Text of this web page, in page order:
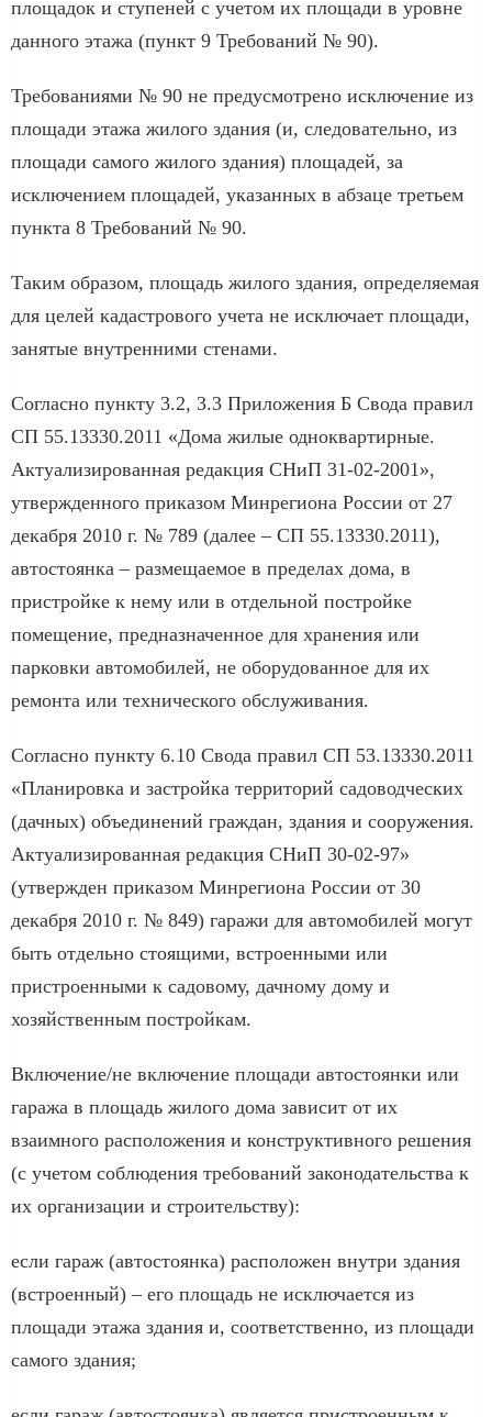
площадок и ступеней с учетом их площади в уровне
данного этажа (пункт 9 Требований № 90).
Требованиями № 90 не предусмотрено исключение из
площади этажа жилого здания (и, следовательно, из
площади самого жилого здания) площадей, за
исключением площадей, указанных в абзаце третьем
пункта 8 Требований № 90.
Таким образом, площадь жилого здания, определяемая
для целей кадастрового учета не исключает площади,
занятые внутренними стенами.
Согласно пункту 3.2, 3.3 Приложения Б Свода правил
СП 55.13330.2011 «Дома жилые одноквартирные.
Актуализированная редакция СНиП 31-02-2001»,
утвержденного приказом Минрегиона России от 27
декабря 2010 г. № 789 (далее – СП 55.13330.2011),
автостоянка – размещаемое в пределах дома, в
пристройке к нему или в отдельной постройке
помещение, предназначенное для хранения или
парковки автомобилей, не оборудованное для их
ремонта или технического обслуживания.
Согласно пункту 6.10 Свода правил СП 53.13330.2011
«Планировка и застройка территорий садоводческих
(дачных) объединений граждан, здания и сооружения.
Актуализированная редакция СНиП 30-02-97»
(утвержден приказом Минрегиона России от 30
декабря 2010 г. № 849) гаражи для автомобилей могут
быть отдельно стоящими, встроенными или
пристроенными к садовому, дачному дому и
хозяйственным постройкам.
Включение/не включение площади автостоянки или
гаража в площадь жилого дома зависит от их
взаимного расположения и конструктивного решения
(с учетом соблюдения требований законодательства к
их организации и строительству):
если гараж (автостоянка) расположен внутри здания
(встроенный) – его площадь не исключается из
площади этажа здания и, соответственно, из площади
самого здания;